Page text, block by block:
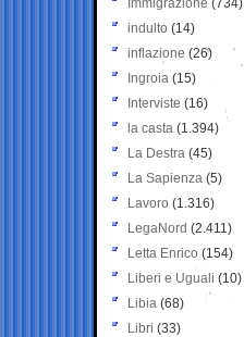
Immigrazione (734)
indulto (14)
inflazione (26)
Ingroia (15)
Interviste (16)
la casta (1.394)
La Destra (45)
La Sapienza (5)
Lavoro (1.316)
LegaNord (2.411)
Letta Enrico (154)
Liberi e Uguali (10)
Libia (68)
Libri (33)